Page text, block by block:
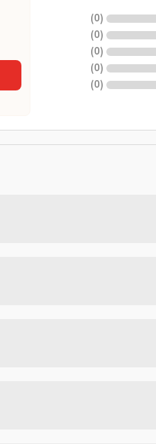
(
0
)
(
0
)
(
0
)
(
0
)
(
0
)